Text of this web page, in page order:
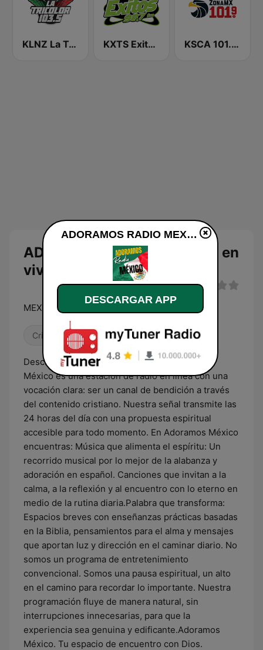
KLNZ La Tricolor 103.5 FM KXTS Exitos 98.7 FM KSCA 101.9 Los Angeles FM (US Only)
ADORAMOS RADIO MEXICO en
vivo
MEXICO PARA CRISTO
Cristiana
Descripción de Adoramos México Adoramos
México es una estación de radio en línea con una
vocación clara: ser un canal de bendición a través
del contenido cristiano. Nuestra señal transmite las
24 horas del día con una propuesta espiritual
accesible para todo momento. En Adoramos México
encuentras: Música que alimenta el espíritu: Un
recorrido musical por lo mejor de la alabanza y
adoración en español. Canciones que invitan a la
calma, a la reflexión y al encuentro con lo eterno en
medio de la rutina diaria.Palabra que transforma:
Espacios breves con enseñanzas prácticas basadas
en la Biblia, pensamientos para el alma y mensajes
que aportan luz y dirección en el caminar diario. No
somos un programa de entretenimiento
convencional. Somos una pausa espiritual, un alto
en el camino para recordar lo importante. Nuestra
programación fluye de manera natural, sin
interrupciones innecesarias, para que la
experiencia sea genuina y edificante.Adoramos
México. Tu espacio de encuentro con Dios.
ADORAMOS RADIO MEXICO en vivo
DESCARGAR APP